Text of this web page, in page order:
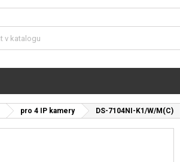
pro 4 IP kamery DS-7104NI-K1/W/M(C)